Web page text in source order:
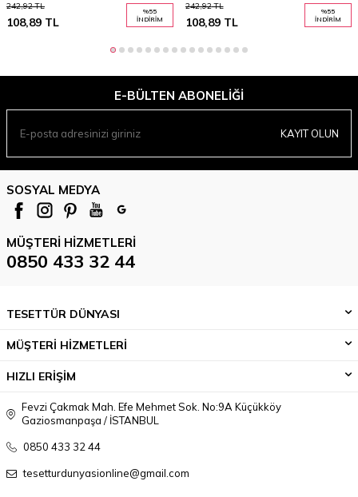
242,92TL
108,89 TL
%55
İNDIRIM
242,92TL
108,89TL
%55
İNDIRIM
E-BÜLTEN ABONELIĞI
KAYIT OLUN
SOSYAL MEDYA
MÜŞTERI HIZMETLERI
0850 433 32 44
TESETTÜR DÜNYASI
MÜŞTERİ HİZMETLERİ
HIZLI ERİŞİM
Fevzi Çakmak Mah. Efe Mehmet Sok. No:9A Küçükköy
Gaziosmanpaşa / İSTANBUL
0850 433 32 44
tesetturdunyasionline@gmail.com